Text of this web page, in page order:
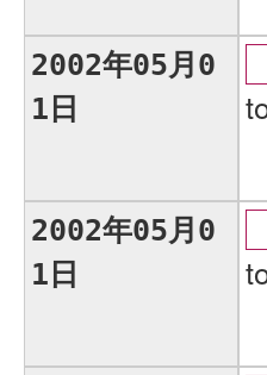
2002年05月0
1日
2002年05月0
1日